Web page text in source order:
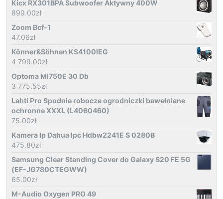
Kicx RX301BPA Subwoofer Aktywny 400W
899.00zł
Zoom Bcf-1
47.06zł
Könner&Söhnen KS4100IEG
4 799.00zł
Optoma Ml750E 30 Db
3 775.55zł
Lahti Pro Spodnie robocze ogrodniczki bawełniane
ochronne XXXL (L4060460)
75.00zł
Kamera Ip Dahua Ipc Hdbw2241E S 0280B
475.80zł
Samsung Clear Standing Cover do Galaxy S20 FE 5G
(EF-JG780CTEGWW)
65.00zł
M-Audio Oxygen PRO 49